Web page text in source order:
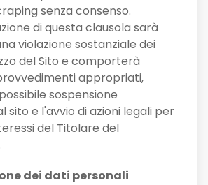
senza consenso.
di questa clausola sarà
violazione sostanziale dei
del Sito e comporterà
appropriati,
sospensione
sito e l'avvio di azioni legali per
del Titolare del
dei dati personali